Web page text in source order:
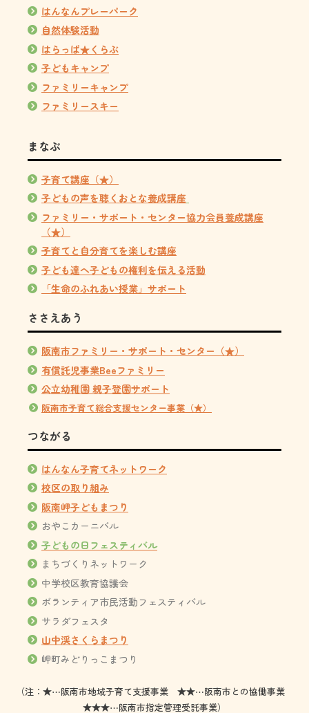
はんなんプレーパーク
自然体験活動
はらっぱ★くらぶ
子どもキャンプ
ファミリーキャンプ
ファミリースキー
まなぶ
子育て講座（★）
子どもの声を聴くおとな養成講座
ファミリー・サポート・センター協力会員養成講座
（★）
子育てと自分育てを楽しむ講座
子ども達へ子どもの権利を伝える活動
「生命のふれあい授業」サポート
ささえあう
阪南市ファミリー・サポート・センター（★）
有償託児事業Beeファミリー
公立幼稚園 親子登園サポート
阪南市子育て総合支援センター事業（★）
つながる
はんなん子育てネットワーク
校区の取り組み
阪南岬子どもまつり
おやこカーニバル
子どもの日フェスティバル
まちづくりネットワーク
中学校区教育協議会
ボランティア市民活動フェスティバル
サラダフェスタ
山中渓さくらまつり
岬町みどりっこまつり
（注：★⋯阪南市地域子育て支援事業 ★★⋯阪南市との協働事業
★★★⋯阪南市指定管理受託事業）